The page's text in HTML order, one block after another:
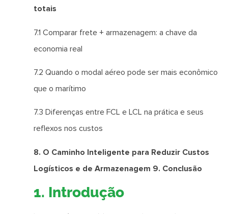
totais
7.1 Comparar frete + armazenagem: a chave da
economia real
7.2 Quando o modal aéreo pode ser mais econômico
que o marítimo
7.3 Diferenças entre FCL e LCL na prática e seus
reflexos nos custos
8. O Caminho Inteligente para Reduzir Custos
Logísticos e de Armazenagem 9. Conclusão
1. Introdução